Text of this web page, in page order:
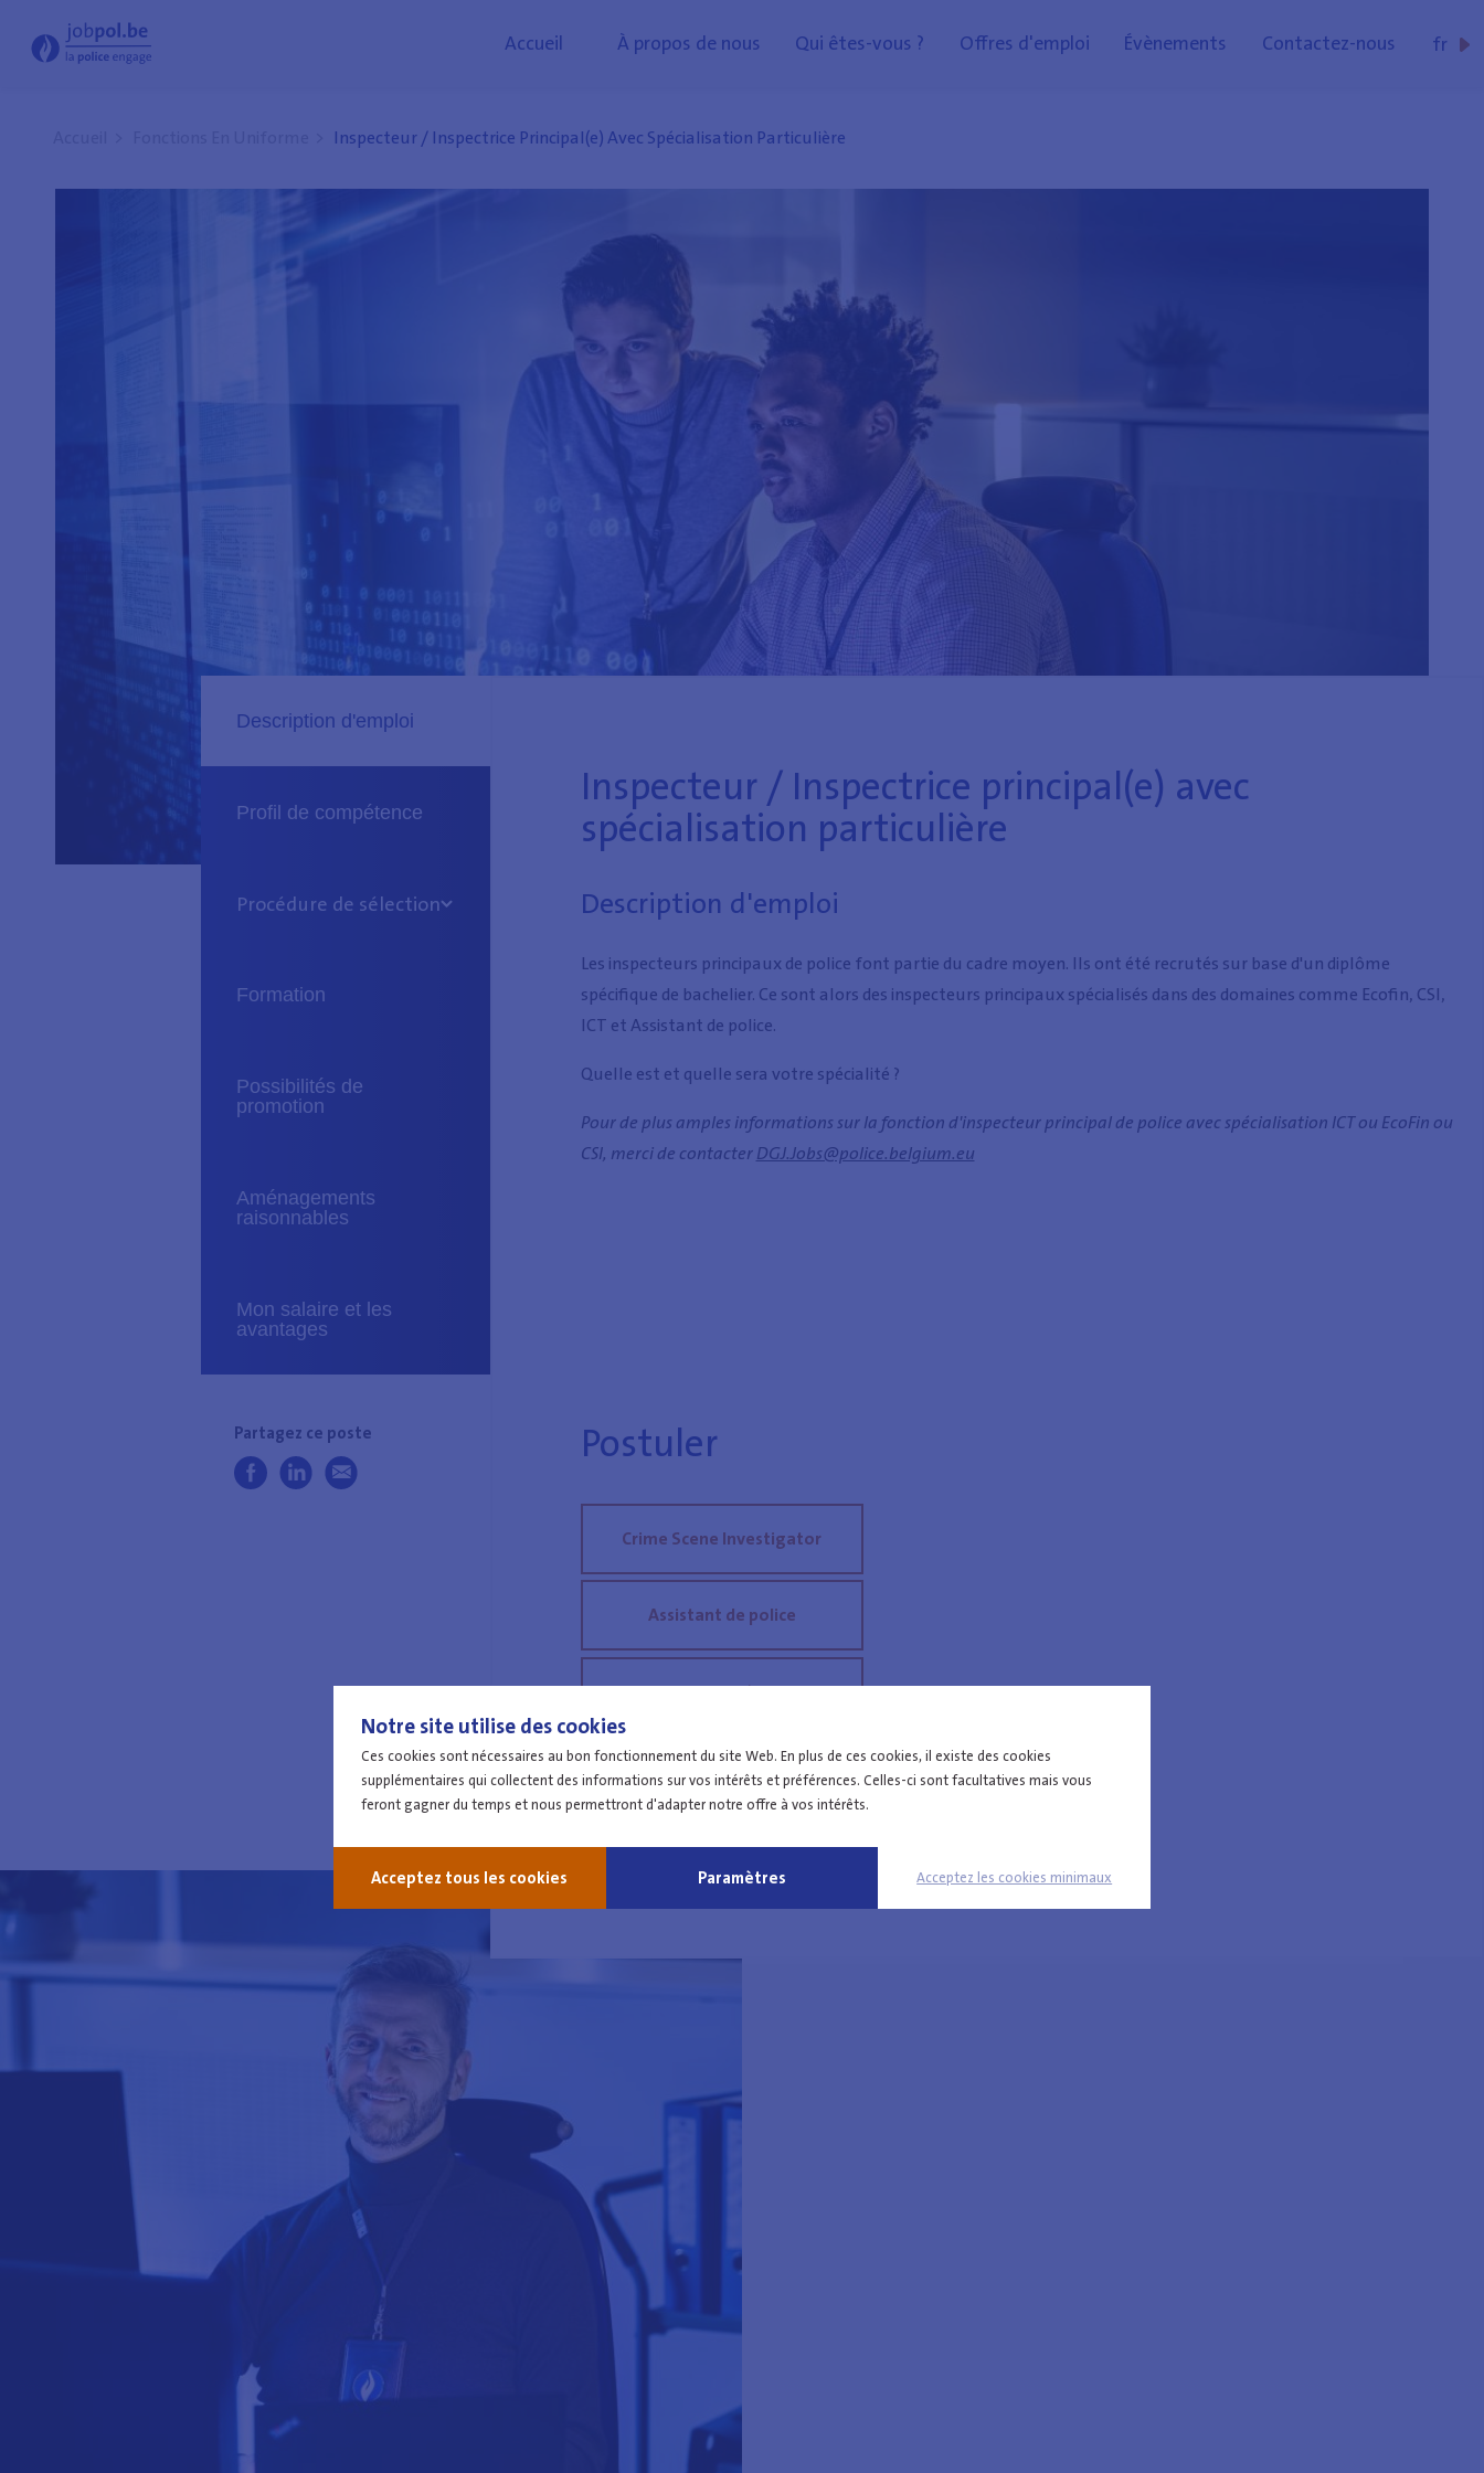
Notre site utilise des cookies
Ces cookies sont nécessaires au bon fonctionnement du site Web. En plus de ces cookies, il existe des cookies
supplémentaires qui collectent des informations sur vos intérêts et préférences. Celles-ci sont facultatives mais vous
feront gagner du temps et nous permettront d'adapter notre offre à vos intérêts.
Acceptez tous les cookies Paramètres Acceptez les cookies minimaux
Inspecteur / Inspectrice principal(e) avec spécialisation particulière - Jobpol
Accueil À propos de nous Qui êtes-vous ? Offres d'emploi Évènements Contactez-nous fr
Inspecteur / Inspectrice Principal(e) Avec Spécialisation Particulière
Inspecteur / Inspectrice principal(e) avec
spécialisation particulière
Description d'emploi
Les inspecteurs principaux de police font partie du cadre moyen. Ils ont été recrutés sur base d'un diplôme
spécifique de bachelier. Ce sont alors des inspecteurs principaux spécialisés dans des domaines comme Ecofin, CSI,
ICT et Assistant de police.
Quelle est et quelle sera votre spécialité ?
Pour de plus amples informations sur la fonction d'inspecteur principal de police avec spécialisation ICT ou EcoFin ou
CSI, merci de contacterDGJ.Jobs@police.belgium.eu
Postuler
Crime Scene Investigator
Assistant de police
Cyber enquêteur
Enquêteur financier
Description d'emploi
Profil de compétence
Procédure de sélection
Phase 2 : Réserve de
recrutement
Préparez-vous
Formation
Possibilités de
promotion
Aménagements
raisonnables
Mon salaire et les
avantages
Partagez ce poste
Partager sur Facebook
Partager sur LinkedIn
Envoyé par email